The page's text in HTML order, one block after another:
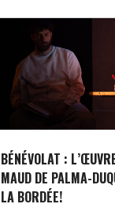
BÉNÉVOLAT :
MAUD DE PALMA-
LA BORDÉE!